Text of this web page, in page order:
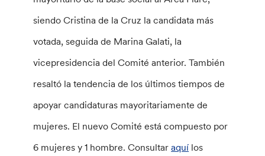
siendo Cristina de la Cruz la candidata más
votada, seguida de Marina Galati, la
vicepresidencia del Comité anterior. También
resaltó la tendencia de los últimos tiempos de
apoyar candidaturas mayoritariamente de
mujeres. El nuevo Comité está compuesto por
6 mujeres y 1 hombre. Consultaraquí los